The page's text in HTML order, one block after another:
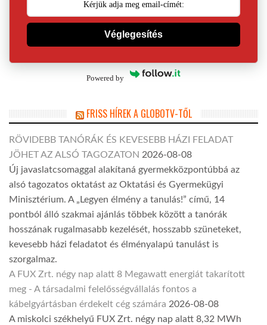
Véglegesítés
Powered by
FRISS HÍREK A GLOBOTV-TŐL
RÖVIDEBB TANÓRÁK ÉS KEVESEBB HÁZI FELADAT
JÖHET AZ ALSÓ TAGOZATON 2026-08-08
Új javaslatcsomaggal alakítaná gyermekközpontúbbá az
alsó tagozatos oktatást az Oktatási és Gyermekügyi
Minisztérium. A „Legyen élmény a tanulás!” című, 14
pontból álló szakmai ajánlás többek között a tanórák
hosszának rugalmasabb kezelését, hosszabb szüneteket,
kevesebb házi feladatot és élményalapú tanulást is
szorgalmaz.
A FUX Zrt. négy nap alatt 8 Megawatt energiát takarított
meg - A társadalmi felelősségvállalás fontos a
kábelgyártásban érdekelt cég számára 2026-08-08
A miskolci székhelyű FUX Zrt. négy nap alatt 8,32 MWh